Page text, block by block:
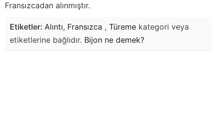
Fransızcadan alınmıştır.
Etiketler: Alıntı, Fransızca , Türeme kategori veya
etiketlerine bağlıdır. Bijon ne demek?